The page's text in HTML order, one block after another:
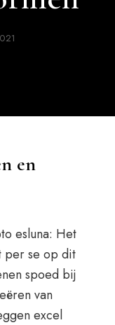
en
esluna: Het
per se op dit
spoed bij
van
excel